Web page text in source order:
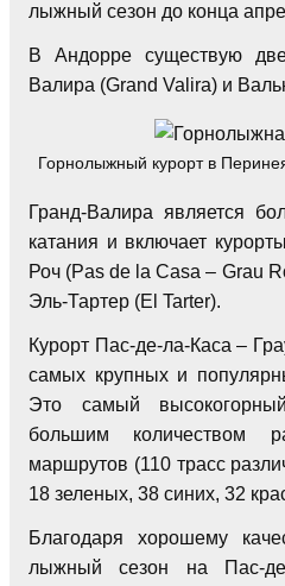
лыжный сезон до конца
В Андорре существую
Валира (Grand Valira) и
Горнолыжный курорт в
Гранд-Валира является
катания и включает
Роч (Pas de la Casa – Grau
Эль-Тартер (El Tarter).
Курорт Пас-де-ла-Каса –
самых крупных и
Это самый
большим количеством
маршрутов (110 трасс
18 зеленых, 38 синих, 32
Благодаря хорошему
лыжный сезон на Пас-